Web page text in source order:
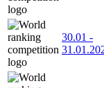
30.01 -